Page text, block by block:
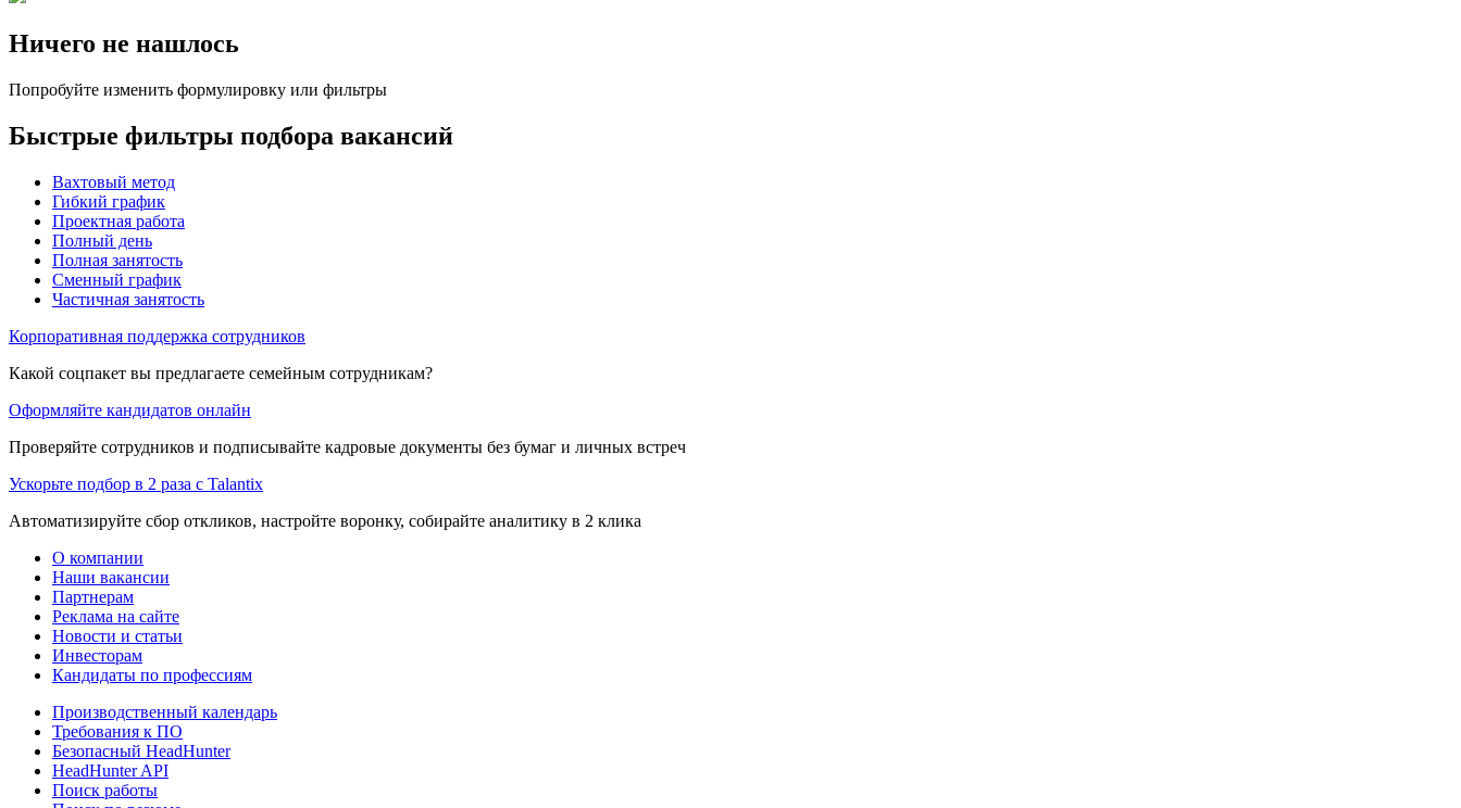
Ничего не нашлось
Попробуйте изменить формулировку или фильтры
Быстрые фильтры подбора вакансий
Вахтовый метод
Гибкий график
Проектная работа
Полный день
Полная занятость
Сменный график
Частичная занятость
Корпоративная поддержка сотрудников
Какой соцпакет вы предлагаете семейным сотрудникам?
Оформляйте кандидатов онлайн
Проверяйте сотрудников и подписывайте кадровые документы без бумаг и личных встреч
Ускорьте подбор в 2 раза с Talantix
Автоматизируйте сбор откликов, настройте воронку, собирайте аналитику в 2 клика
О компании
Наши вакансии
Партнерам
Реклама на сайте
Новости и статьи
Инвесторам
Кандидаты по профессиям
Производственный календарь
Требования к ПО
Безопасный HeadHunter
HeadHunter API
Поиск работы